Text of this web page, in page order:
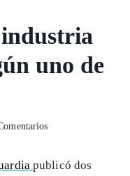
uno de
publicó dos